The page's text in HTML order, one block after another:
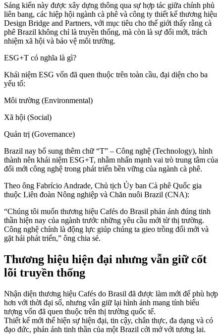
Sáng kiến này được xây dựng thông qua sự hợp tác giữa chính phủ
liên bang, các hiệp hội ngành cà phê và công ty thiết kế thương hiệu
Design Bridge and Partners, với mục tiêu cho thế giới thấy rằng cà
phê Brazil không chỉ là truyền thống, mà còn là sự đổi mới, trách
nhiệm xã hội và bảo vệ môi trường.
ESG+T có nghĩa là gì?
Khái niệm ESG vốn đã quen thuộc trên toàn cầu, đại diện cho ba
yếu tố:
Môi trường (Environmental)
Xã hội (Social)
Quản trị (Governance)
Brazil nay bổ sung thêm chữ “T” – Công nghệ (Technology), hình
thành nên khái niệm ESG+T, nhằm nhấn mạnh vai trò trung tâm của
đổi mới công nghệ trong phát triển bền vững của ngành cà phê.
Theo ông Fabrício Andrade, Chủ tịch Ủy ban Cà phê Quốc gia
thuộc Liên đoàn Nông nghiệp và Chăn nuôi Brazil (CNA):
“Chúng tôi muốn thương hiệu Cafés do Brasil phản ánh đúng tinh
thần hiện nay của ngành trước những yêu cầu mới từ thị trường.
Công nghệ chính là động lực giúp chúng ta gieo trồng đổi mới và
gặt hái phát triển,” ông chia sẻ.
Thương hiệu hiện đại nhưng vẫn giữ cốt
lõi truyền thống
Nhận diện thương hiệu Cafés do Brasil đã được làm mới để phù hợp
hơn với thời đại số, nhưng vẫn giữ lại hình ảnh mang tính biểu
tượng vốn đã quen thuộc trên thị trường quốc tế.
Thiết kế mới thể hiện sự hiện đại, tin cậy, chân thực, đa dạng và có
đạo đức, phản ánh tinh thần của một Brazil cởi mở với tương lai.